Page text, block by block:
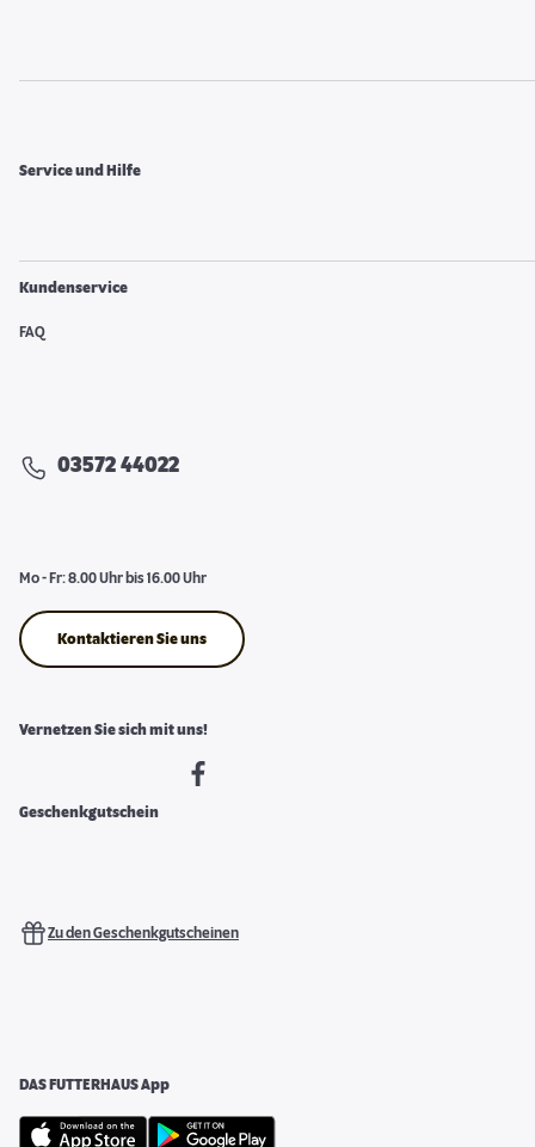
Service und Hilfe
Kundenservice
FAQ
03572 44022
Mo - Fr: 8.00 Uhr bis 16.00 Uhr
Kontaktieren Sie uns
Vernetzen Sie sich mit uns!
Geschenkgutschein
Zu den Geschenkgutscheinen
DAS FUTTERHAUS App